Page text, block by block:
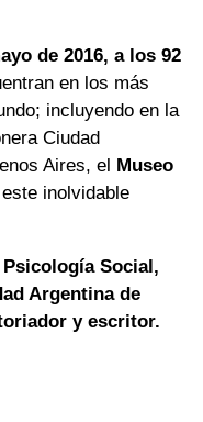
de 2016, a los 92
en los más
incluyendo en la
Ciudad
Aires, el Museo
inolvidable
Social,
Argentina de
y escritor.